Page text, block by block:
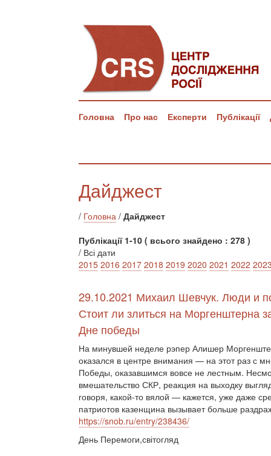
Головна Про нас Експерти Публікації
Дайджест
/ Головна / Дайджест
Публікації 1-10 ( всього знайдено : 278 )
/ Всі дати
2015 2016 2017 2018 2019 2020 2021 2022
29.10.2021 Михаил Шевчук. Люди и
Стоит ли злиться на Моргенштерна
Дне победы
На минувшей неделе рэпер Алишер
оказался в центре внимания — на этот раз с
Победы, оказавшимся вовсе не лестным.
вмешательство СКР, реакция на выходку
говоря, какой-то вялой — кажется, уже даже
патриотов казенщина вызывает больше
https://snob.ru/entry/238436/
День Перемоги,світогляд